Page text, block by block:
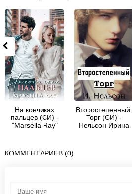
На кончиках
пальцев (СИ) -
"Marsella Ray"
Второстепенный:
Торг (СИ) -
Нельсон Ирина
КОММЕНТАРИЕВ (0)